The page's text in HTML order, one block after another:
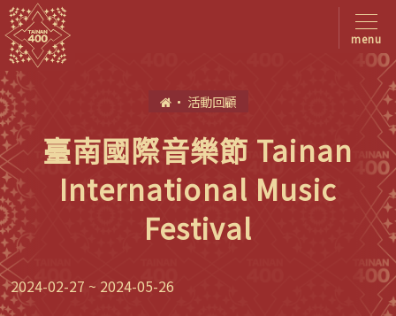
menu
首 活動回顧
臺南國際音樂節 Tainan
International Music
Festival
2024-02-27 ~ 2024-05-26